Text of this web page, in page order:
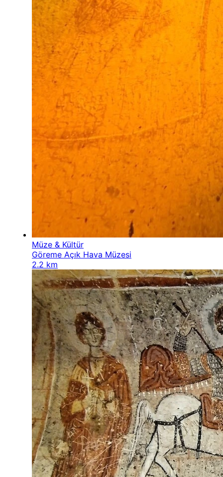
Müze & Kültür
Göreme Açık Hava Müzesi
2.2 km